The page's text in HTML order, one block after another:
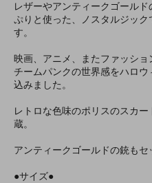
レザーやアンティークゴール
ぷりと使った、ノスタルジッ
す。
映画、アニメ、またファッシ
チームパンクの世界感をハロ
込みました。
レトロな色味のポリスのスカ
蔵。
アンティークゴールドの銃もセ
●サイズ●